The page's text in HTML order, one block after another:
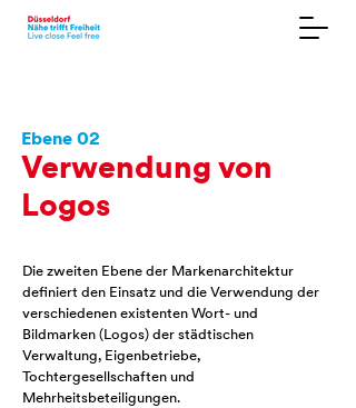
Ebene 02
Verwendung von
Logos
Die zweiten Ebene der Markenarchitektur
definiert den Einsatz und die Verwendung der
verschiedenen existenten Wort- und
Bildmarken (Logos) der städtischen
Verwaltung, Eigenbetriebe,
Tochtergesellschaften und
Mehrheitsbeteiligungen.